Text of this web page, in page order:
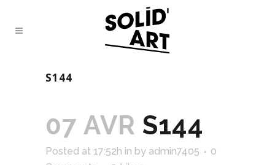
S144
07 AVR S144
Posted at 17:52h in by admin7405
0